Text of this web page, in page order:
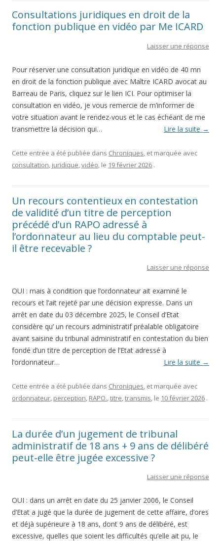
Consultations juridiques en droit de la
fonction publique en vidéo par Me ICARD
Laisser une réponse
Pour réserver une consultation juridique en vidéo de 40 mn
en droit de la fonction publique avec Maître ICARD avocat au
Barreau de Paris, cliquez sur le lien ICI. Pour optimiser la
consultation en vidéo, je vous remercie de m’informer de
votre situation avant le rendez-vous et le cas échéant de me
transmettre la décision qui…
Lire la suite →
Cette entrée a été publiée dans Chroniques , et marquée avec
consultation juridique vidéo , le 19 février 2026 .
Un recours contentieux en contestation
de validité d’un titre de perception
précédé d’un RAPO adressé à
l’ordonnateur au lieu du comptable peut-
il être recevable ?
Laisser une réponse
OUI : mais à condition que l’ordonnateur ait examiné le
recours et l’ait rejeté par une décision expresse. Dans un
arrêt en date du 03 décembre 2025, le Conseil d’Etat
considère qu’ un recours administratif préalable obligatoire
avant saisine du tribunal administratif en contestation du bien
fondé d’un titre de perception de l’Etat adressé à
l’ordonnateur…
Lire la suite →
Cette entrée a été publiée dans Chroniques, et marquée avec
ordonnateur, perception, RAPO.,titre,transmis, le 10 février 2026 .
La durée d’un jugement de tribunal
administratif de 18 ans + 9 ans de délibéré
peut-elle être jugée excessive ?
Laisser une réponse
OUI : dans un arrêt en date du 25 janvier 2006, le Conseil
d’Etat a jugé que la durée de jugement de cette affaire, d’ores
et déjà supérieure à 18 ans, dont 9 ans de délibéré, est
excessive, quelles que soient les difficultés qu’elle ait pu, le